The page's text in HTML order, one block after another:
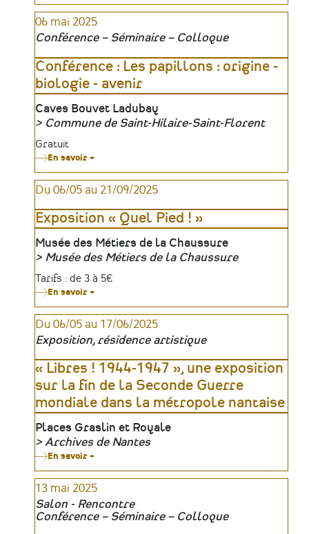
:
«
Guildes
et
Fécondité
du
Compagnonnage
»
par
Nantes
Renaissance
06 mai 2025
Conférence – Séminaire – Colloque
Conférence : Les papillons : origine -
biologie - avenir
Lieu
Caves Bouvet Ladubay
Organisateur
Commune de Saint-Hilaire-Saint-Florent
Tarifs
Gratuit
En savoir +
:
Les
:
origine
-
biologie
avenir
Du 06/05 au 21/09/2025
Exposition « Quel Pied ! »
Lieu
Musée des Métiers de la Chaussure
Organisateur
Musée des Métiers de la Chaussure
Tarifs
Tarifs : de 3 à 5€
En savoir +
«
Quel
Pied
!
Du 06/05 au 17/06/2025
Exposition, résidence artistique
« Libres ! 1944-1947 », une exposition
sur la fin de la Seconde Guerre
mondiale dans la métropole nantaise
Lieu
Places Graslin et Royale
Organisateur
Archives de Nantes
En savoir +
Libres
!
1947
»,
13 mai 2025
Salon - Rencontre
Conférence – Séminaire – Colloque